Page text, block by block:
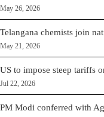
May 26, 2026
Telangana chemists join
May 21, 2026
US to impose steep tariffs
Jul 22, 2026
PM Modi conferred with